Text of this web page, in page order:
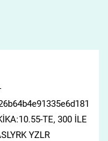
TE, 300 İLE
YZLR